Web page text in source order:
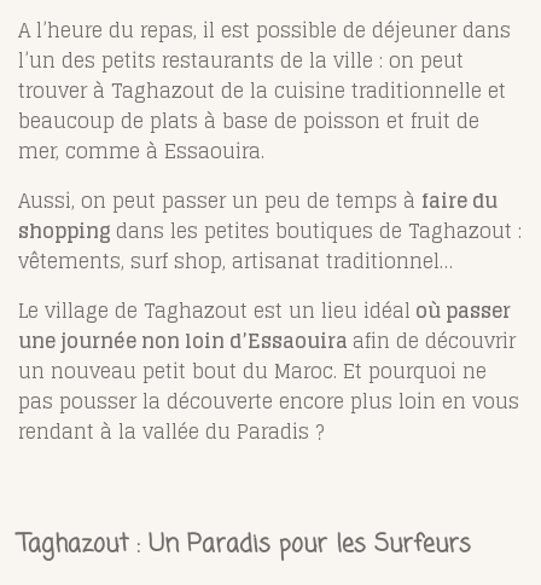
A l’heure du repas, il est possible de déjeuner dans
l’un des petits restaurants de la ville : on peut
trouver à Taghazout de la cuisine traditionnelle et
beaucoup de plats à base de poisson et fruit de
mer, comme à Essaouira.
Aussi, on peut passer un peu de temps à faire du
shopping dans les petites boutiques de Taghazout :
vêtements, surf shop, artisanat traditionnel…
Le village de Taghazout est un lieu idéal où passer
une journée non loin d’Essaouira afin de découvrir
un nouveau petit bout du Maroc. Et pourquoi ne
pas pousser la découverte encore plus loin en vous
rendant à la vallée du Paradis ?
Taghazout : Un Paradis pour les Surfeurs